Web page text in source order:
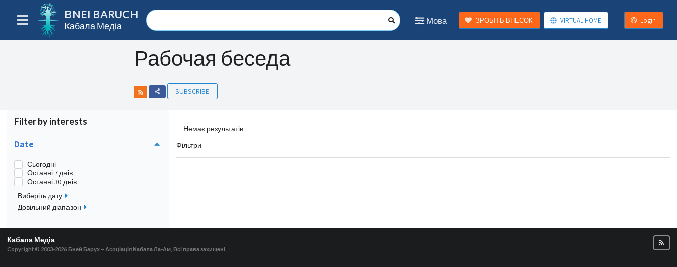
BNEI BARUCH
Кабала Медіа
Мова ЗРОБІТЬ ВНЕСОК VIRTUAL HOME Login
Рабочая беседа
SUBSCRIBE
Filter by interests
Date
Сьогодні
Останні 7 днів
Останні 30 днів
Виберіть дату
Довільний діапазон
Немає результатів
Фільтри:
Кабала Медіа
Copyright © 2003-2026 Бней Барух – Асоціація Кабала Ла-Ам, Всі права захищені